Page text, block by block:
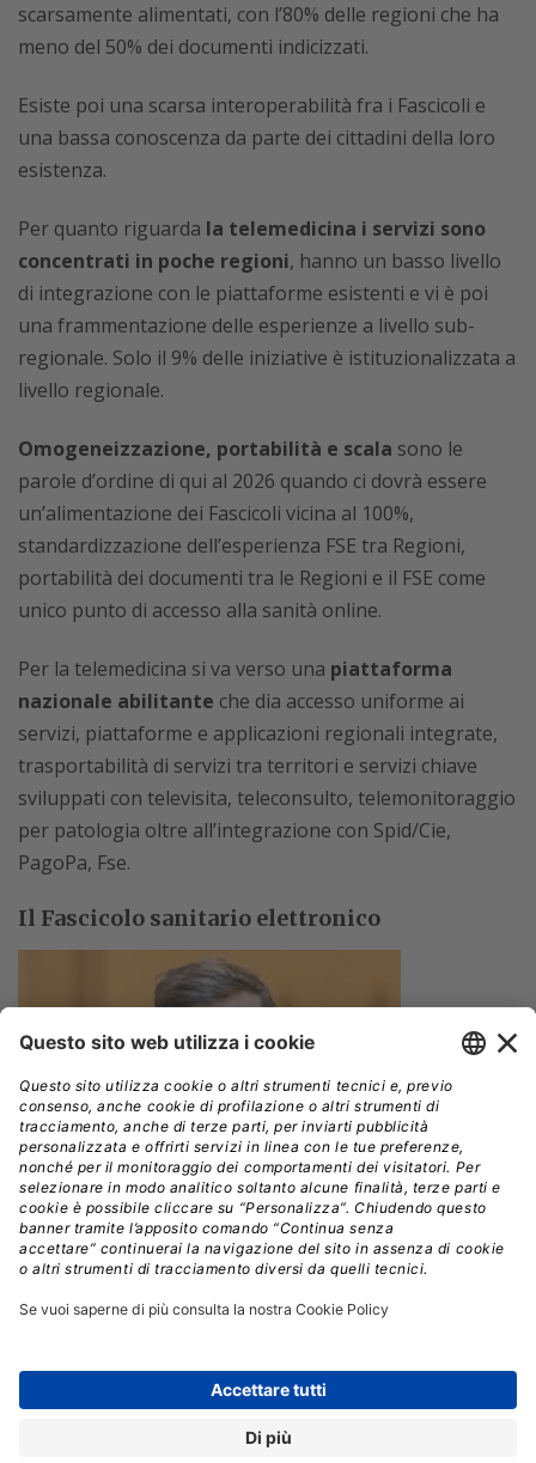
scarsamente alimentati, con l’80% delle regioni che ha
meno del 50% dei documenti indicizzati.
Esiste poi una scarsa interoperabilità fra i Fascicoli e
una bassa conoscenza da parte dei cittadini della loro
esistenza.
Per quanto riguarda la telemedicina i servizi sono
concentrati in poche regioni, hanno un basso livello
di integrazione con le piattaforme esistenti e vi è poi
una frammentazione delle esperienze a livello sub-
regionale. Solo il 9% delle iniziative è istituzionalizzata a
livello regionale.
Omogeneizzazione, portabilità e scala sono le
parole d’ordine di qui al 2026 quando ci dovrà essere
un’alimentazione dei Fascicoli vicina al 100%,
standardizzazione dell’esperienza FSE tra Regioni,
portabilità dei documenti tra le Regioni e il FSE come
unico punto di accesso alla sanità online.
Per la telemedicina si va verso una piattaforma
nazionale abilitante che dia accesso uniforme ai
servizi, piattaforme e applicazioni regionali integrate,
trasportabilità di servizi tra territori e servizi chiave
sviluppati con televisita, teleconsulto, telemonitoraggio
per patologia oltre all’integrazione con Spid/Cie,
PagoPa, Fse.
Il Fascicolo sanitario elettronico